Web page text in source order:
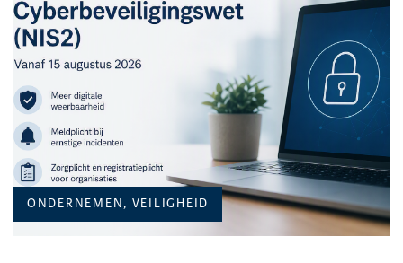
ONDERNEMEN, VEILIGHEID